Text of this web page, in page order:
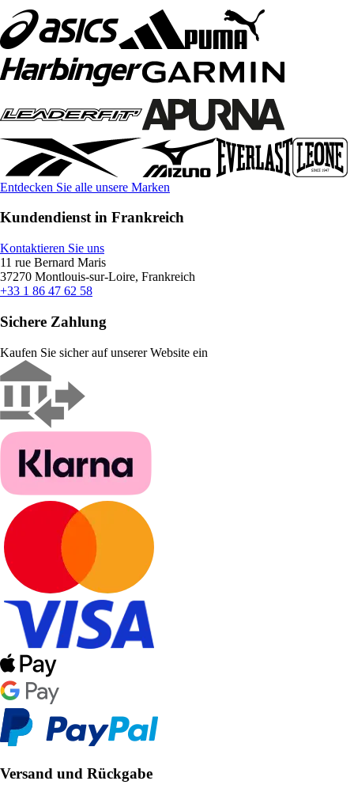
Entdecken Sie alle unsere Marken
Kundendienst in Frankreich
Kontaktieren Sie uns
11 rue Bernard Maris
37270 Montlouis-sur-Loire, Frankreich
+33 1 86 47 62 58
Sichere Zahlung
Kaufen Sie sicher auf unserer Website ein
Versand und Rückgabe